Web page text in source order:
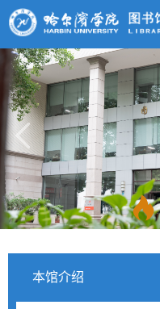
本馆介绍